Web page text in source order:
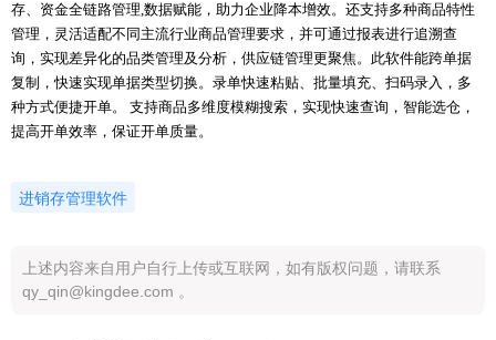
存、资金全链路管理,数据赋能，助力企业降本增效。还支持多种商品特性
管理，灵活适配不同主流行业商品管理要求，并可通过报表进行追溯查
询，实现差异化的品类管理及分析，供应链管理更聚焦。此软件能跨单据
复制，快速实现单据类型切换。录单快速粘贴、批量填充、扫码录入，多
种方式便捷开单。 支持商品多维度模糊搜索，实现快速查询，智能选仓，
提高开单效率，保证开单质量。
进销存管理软件
上述内容来自用户自行上传或互联网，如有版权问题，请联系
qy_qin@kingdee.com 。